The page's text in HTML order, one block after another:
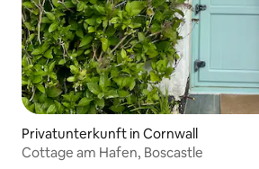
Privatunterkunft in Cornwall
Cottage am Hafen, Boscastle